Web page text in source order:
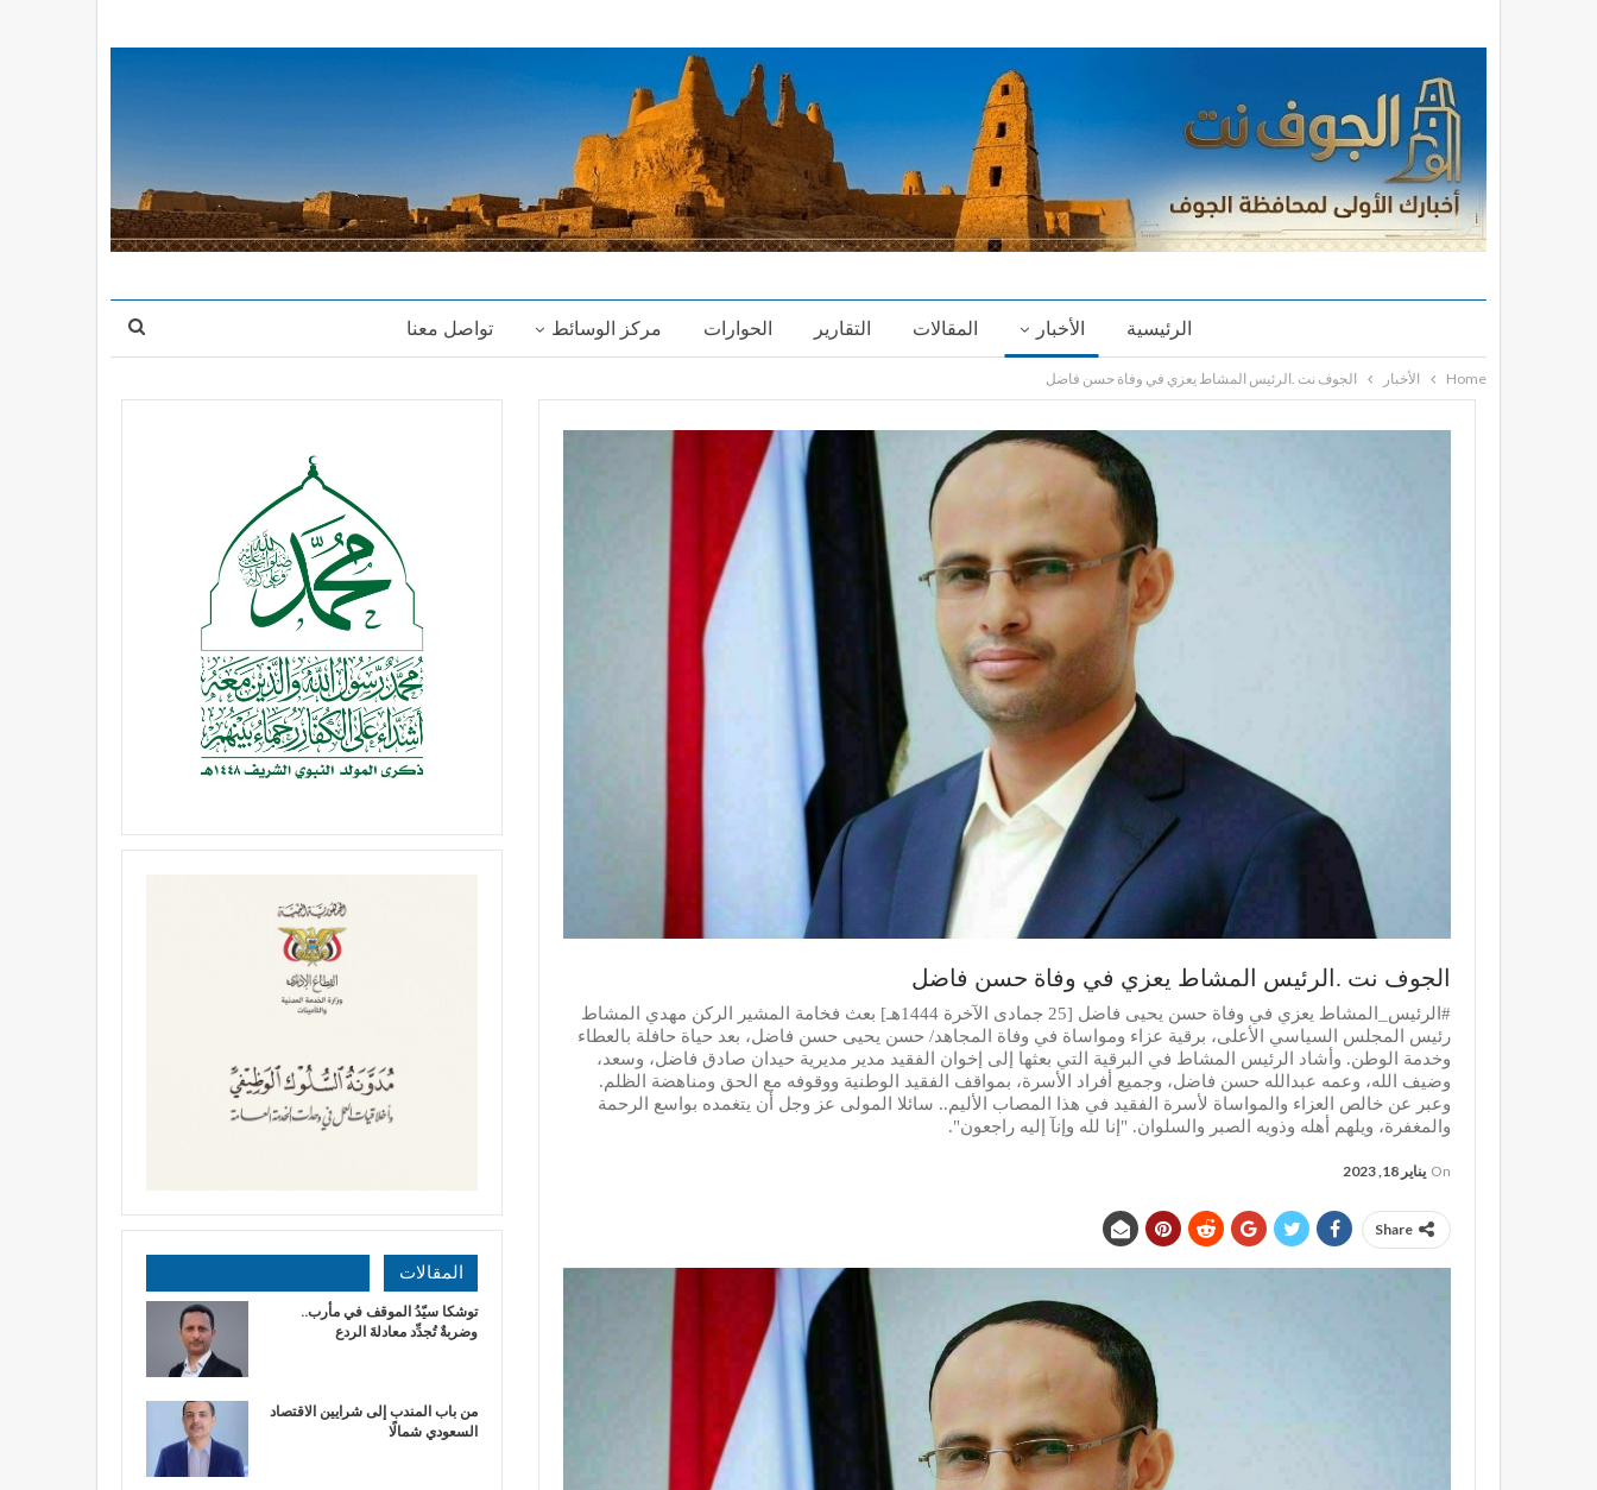
الرئيسية الأخبار المقالات التقارير الحوارات مركز الوسائط تواصل معنا
Home الأخبار الجوف نت .الرئيس المشاط يعزي في وفاة حسن فاضل
الجوف نت .الرئيس المشاط يعزي في وفاة حسن فاضل
#الرئيس_المشاط يعزي في وفاة حسن يحيى فاضل [25 جمادى الآخرة 1444هـ] بعث فخامة المشير الركن مهدي المشاط
رئيس المجلس السياسي الأعلى، برقية عزاء ومواساة في وفاة المجاهد/ حسن يحيى حسن فاضل، بعد حياة حافلة بالعطاء
وخدمة الوطن. وأشاد الرئيس المشاط في البرقية التي بعثها إلى إخوان الفقيد مدير مديرية حيدان صادق فاضل، وسعد،
وضيف الله، وعمه عبدالله حسن فاضل، وجميع أفراد الأسرة، بمواقف الفقيد الوطنية ووقوفه مع الحق ومناهضة الظلم.
وعبر عن خالص العزاء والمواساة لأسرة الفقيد في هذا المصاب الأليم.. سائلا المولى عز وجل أن يتغمده بواسع الرحمة
والمغفرة، ويلهم أهله وذويه الصبر والسلوان. "إنا لله وإنآ إليه راجعون".
On يناير 18, 2023
Share
المقالات
توشكا سيّدُ الموقف في مأرب..
وضربةٌ تُجدِّد معادلةَ الردع
من باب المندب إلى شرايين الاقتصاد
السعودي شمالًا